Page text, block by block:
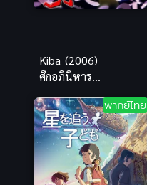
Kiba (2006)
ศึกอภินิหาร
พากย์ไทย